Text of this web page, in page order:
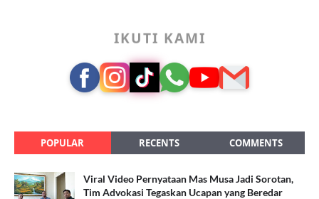
IKUTI KAMI
POPULAR RECENTS COMMENTS
Viral Video Pernyataan Mas Musa Jadi Sorotan,
Tim Advokasi Tegaskan Ucapan yang Beredar